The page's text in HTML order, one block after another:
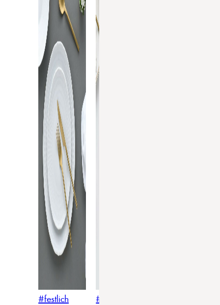
#festlich #traditionell